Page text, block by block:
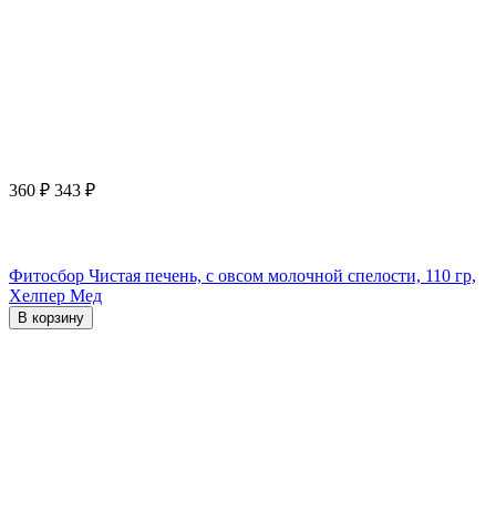
360 ₽ 343 ₽
Фитосбор Чистая печень, с овсом молочной спелости, 110 гр,
Хелпер Мед
В корзину